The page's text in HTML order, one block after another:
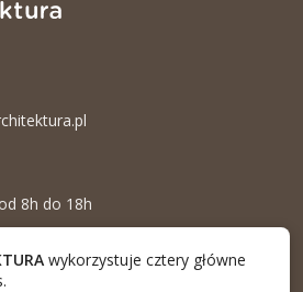
8h do 18h
wykorzystuje cztery główne